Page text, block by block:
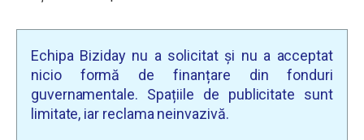
Echipa Biziday nu a solicitat și nu a acceptat
nicio formă de finanțare din fonduri
guvernamentale. Spațiile de publicitate sunt
limitate, iar reclama neinvazivă.